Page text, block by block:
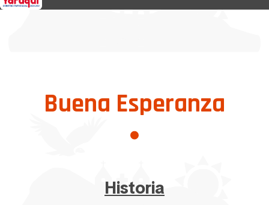
Buena Esperanza
Historia